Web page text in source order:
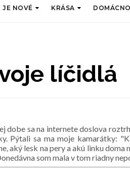
JE NOVÉ KRÁSA
líčidlá
dobe sa na internete doslova
Pýtali sa ma moje kamarátky:
aký lesk na pery a akú linku doma
som mala v tom riadny